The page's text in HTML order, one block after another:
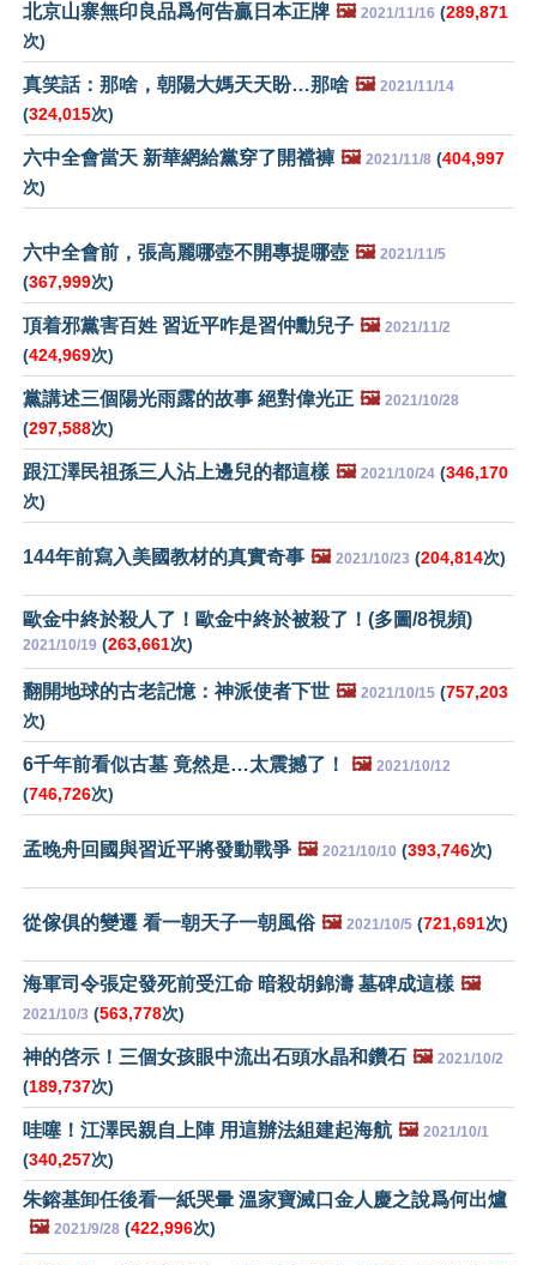
北京山寨無印良品爲何告贏日本正牌 🖼️ 2021/11/16 (289,871
次)
真笑話：那啥，朝陽大媽天天盼…那啥 🖼️ 2021/11/14
(324,015次)
六中全會當天 新華網給黨穿了開襠褲 🖼️ 2021/11/8 (404,997
次)
六中全會前，張高麗哪壺不開專提哪壺 🖼️ 2021/11/5
(367,999次)
頂着邪黨害百姓 習近平咋是習仲勳兒子 🖼️ 2021/11/2
(424,969次)
黨講述三個陽光雨露的故事 絕對偉光正 🖼️ 2021/10/28
(297,588次)
跟江澤民祖孫三人沾上邊兒的都這樣 🖼️ 2021/10/24 (346,170
次)
144年前寫入美國教材的真實奇事 🖼️ 2021/10/23 (204,814次)
歐金中終於殺人了！歐金中終於被殺了！(多圖/8視頻)
2021/10/19 (263,661次)
翻開地球的古老記憶：神派使者下世 🖼️ 2021/10/15 (757,203
次)
6千年前看似古墓 竟然是…太震撼了！ 🖼️ 2021/10/12
(746,726次)
孟晚舟回國與習近平將發動戰爭 🖼️ 2021/10/10 (393,746次)
從傢俱的變遷 看一朝天子一朝風俗 🖼️ 2021/10/5 (721,691次)
海軍司令張定發死前受江命 暗殺胡錦濤 墓碑成這樣 🖼️
2021/10/3 (563,778次)
神的啓示！三個女孩眼中流出石頭水晶和鑽石 🖼️ 2021/10/2
(189,737次)
哇噻！江澤民親自上陣 用這辦法組建起海航 🖼️ 2021/10/1
(340,257次)
朱鎔基卸任後看一紙哭暈 溫家寶滅口金人慶之說爲何出爐
🖼️ 2021/9/28 (422,996次)